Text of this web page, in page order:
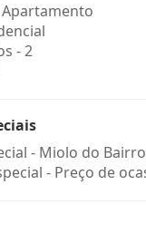
- 2
- Miolo do Bairro
- Preço de